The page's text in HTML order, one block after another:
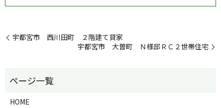
宇都宮市 西川田町 ２階建て貸家
宇都宮市 大曽町 Ｎ様邸ＲＣ２世帯住宅
HOME